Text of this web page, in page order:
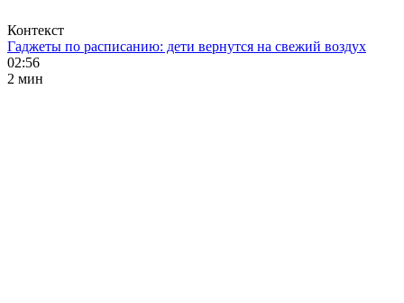
Контекст
Гаджеты по расписанию: дети вернутся на свежий воздух
02:56
2 мин